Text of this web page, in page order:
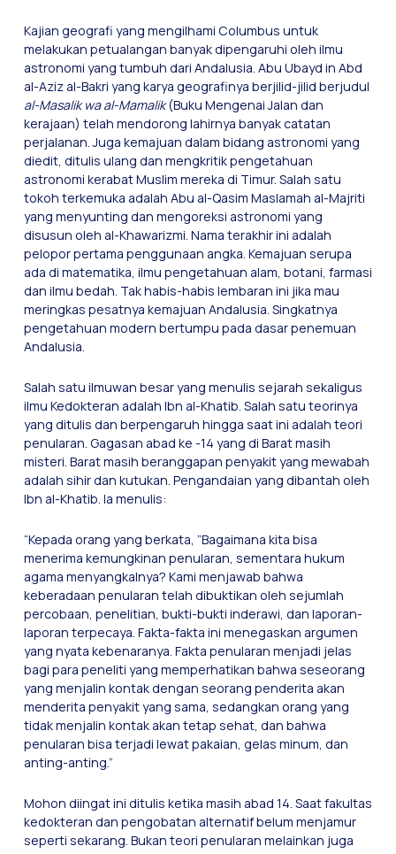
Kajian geografi yang mengilhami Columbus untuk
melakukan petualangan banyak dipengaruhi oleh ilmu
astronomi yang tumbuh dari Andalusia. Abu Ubayd in Abd
al-Aziz al-Bakri yang karya geografinya berjilid-jilid berjudul
al-Masalik wa al-Mamalik(Buku Mengenai Jalan dan
kerajaan) telah mendorong lahirnya banyak catatan
perjalanan. Juga kemajuan dalam bidang astronomi yang
diedit, ditulis ulang dan mengkritik pengetahuan
astronomi kerabat Muslim mereka di Timur. Salah satu
tokoh terkemuka adalah Abu al-Qasim Maslamah al-Majriti
yang menyunting dan mengoreksi astronomi yang
disusun oleh al-Khawarizmi. Nama terakhir ini adalah
pelopor pertama penggunaan angka. Kemajuan serupa
ada di matematika, ilmu pengetahuan alam, botani, farmasi
dan ilmu bedah. Tak habis-habis lembaran ini jika mau
meringkas pesatnya kemajuan Andalusia. Singkatnya
pengetahuan modern bertumpu pada dasar penemuan
Andalusia.
Salah satu ilmuwan besar yang menulis sejarah sekaligus
ilmu Kedokteran adalah Ibn al-Khatib. Salah satu teorinya
yang ditulis dan berpengaruh hingga saat ini adalah teori
penularan. Gagasan abad ke -14 yang di Barat masih
misteri. Barat masih beranggapan penyakit yang mewabah
adalah sihir dan kutukan. Pengandaian yang dibantah oleh
Ibn al-Khatib. Ia menulis:
“Kepada orang yang berkata, ”Bagaimana kita bisa
menerima kemungkinan penularan, sementara hukum
agama menyangkalnya? Kami menjawab bahwa
keberadaan penularan telah dibuktikan oleh sejumlah
percobaan, penelitian, bukti-bukti inderawi, dan laporan-
laporan terpecaya. Fakta-fakta ini menegaskan argumen
yang nyata kebenaranya. Fakta penularan menjadi jelas
bagi para peneliti yang memperhatikan bahwa seseorang
yang menjalin kontak dengan seorang penderita akan
menderita penyakit yang sama, sedangkan orang yang
tidak menjalin kontak akan tetap sehat, dan bahwa
penularan bisa terjadi lewat pakaian, gelas minum, dan
anting-anting.”
Mohon diingat ini ditulis ketika masih abad 14. Saat fakultas
kedokteran dan pengobatan alternatif belum menjamur
seperti sekarang. Bukan teori penularan melainkan juga